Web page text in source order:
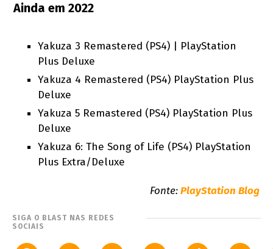
Ainda em 2022
Yakuza 3 Remastered (PS4) | PlayStation
Plus Deluxe
Yakuza 4 Remastered (PS4) PlayStation Plus
Deluxe
Yakuza 5 Remastered (PS4) PlayStation Plus
Deluxe
Yakuza 6: The Song of Life (PS4) PlayStation
Plus Extra/Deluxe
Fonte:PlayStation Blog
SIGA O BLAST NAS REDES
SOCIAIS